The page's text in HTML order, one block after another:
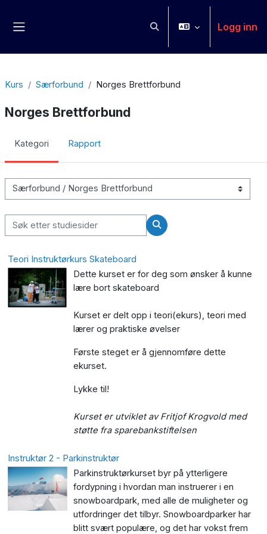
Veksle inndata for søkLogg inn
Kurs Særforbund Norges Brettforbund
Norges Brettforbund
Kategori Rapport
Kurskategoriar
Søk etter studiesider
Søk etter studiesider
Teori Instruktørkurs Skateboard
Dette kurset er for deg som ønsker å kunne
lære bort skateboard
Kurset er delt opp i teori(ekurs), teori med
lærer og praktiske øvelser
Første steget er å gjennomføre dette
ekurset.
Lykke til!
Kurset er utviklet av Fritjof Krogvold med
støtte fra sparebankstiftelsen
Instruktør 2 - Parkinstruktør
Parkinstruktørkurset byr på ytterligere
fordypning i hvordan man instruerer i en
snowboardpark, med alle de muligheter og
utfordringer det tilbyr. Snowboardparker har
blitt svært populære, og det har vokst frem